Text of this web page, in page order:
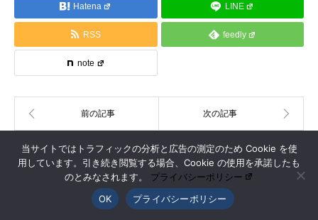
Hatena LINE
RSS feedly
note
最近の記事 過去の注目記事
生成AIを活用した「弥生の記帳代行AI」β版
当サイトではトラフィックの分析と広告の測定のため Cookie を使
用しています。引き続き閲覧する場合、Cookie の使用を承諾したも
のとみなされます。 プライバシーポリシー
OK
プライバシーポリシー